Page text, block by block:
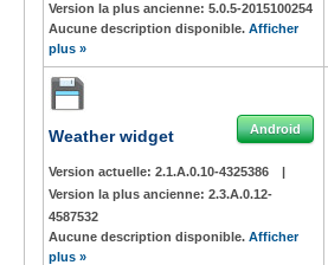
Version la plus ancienne: 5.0.5-2015100254
Aucune description disponible. Afficher
plus »
Weather widget Android
Version actuelle: 2.1.A.0.10-4325386
|
Version la plus ancienne: 2.3.A.0.12-
4587532
Aucune description disponible. Afficher
plus »